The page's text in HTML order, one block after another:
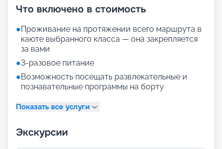
Что включено в стоимость
●Проживание на протяжении всего маршрута в
каюте выбранного класса — она закрепляется
за вами
●3-разовое питание
●Возможность посещать развлекательные и
познавательные программы на борту
Показать все услуги
Экскурсии